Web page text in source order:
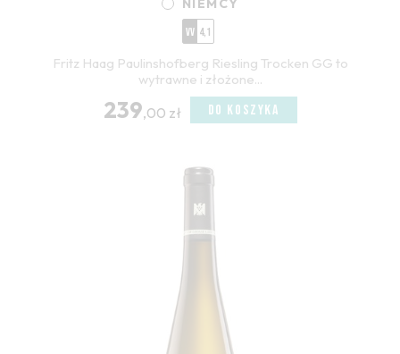
NIEMCY
VV 4,1
Fritz Haag Paulinshofberg Riesling Trocken GG to
wytrawne i złożone...
239,00 zł DO KOSZYKA